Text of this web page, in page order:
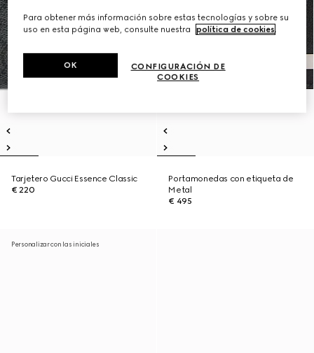
Tarjetero Gucci Essence Classic
€ 220
Portamonedas con etiqueta de
Metal
€ 495
Personalizar con las iniciales
Para obtener más información sobre estas tecnologías y sobre su
uso en esta página web, consulte nuestra
política de cookies.
CONFIGURACIÓN DE
COOKIES
OK